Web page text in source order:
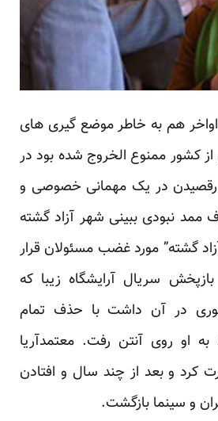
هم به خاطر موضع گیری های
کشور ممنوع الخروج شده بود در
رقصیدن در یک مهمانی خصوصی و
ممد نبودی ببینی شهر آزاد گشته
گشته” مورد غضب مسئولان قرار
سریال آرایشگاه زیبا که
در آن داشت با حذف تمام
او روی آنتن رفت. معتمدآریا
کرد و بعد از چند سال و افتادن
و سینما بازگشت.